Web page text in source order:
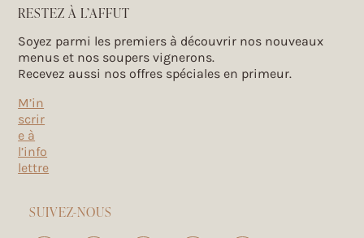
RESTEZ À L’AFFUT
Soyez parmi les premiers à découvrir nos nouveaux
menus et nos soupers vignerons.
Recevez aussi nos offres spéciales en primeur.
M’in
scrir
e à
l’info
lettre
SUIVEZ-NOUS